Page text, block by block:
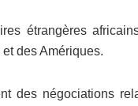
étrangères
des Amériques.
des négociations